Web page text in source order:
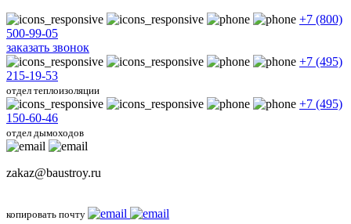
+7 (800)
500-99-05
заказать звонок
+7 (495)
215-19-53
отдел теплоизоляции
+7 (495)
150-60-46
отдел дымоходов
zakaz@baustroy.ru
копировать почту